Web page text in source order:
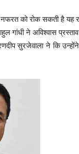
को रोक सकती है यह
गांधी ने अविश्वास
सुरजेवाला ने कि